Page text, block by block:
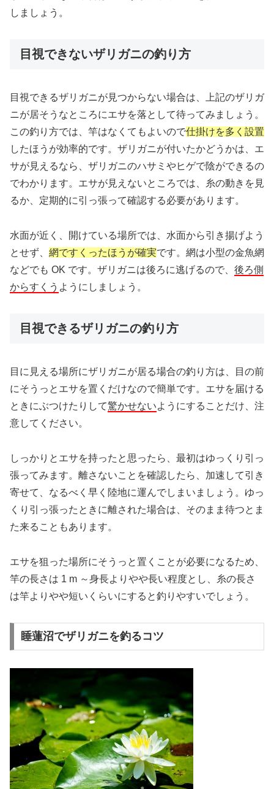
しましょう。
目視できないザリガニの釣り方
目視できるザリガニが見つからない場合は、上記のザリガ
ニが居そうなところにエサを落として待ってみましょう。
この釣り方では、竿はなくてもよいので仕掛けを多く設置
したほうが効率的です。ザリガニが付いたかどうかは、エ
サが見えるなら、ザリガニのハサミやヒゲで陰ができるの
でわかります。エサが見えないところでは、糸の動きを見
るか、定期的に引っ張って確認する必要があります。
水面が近く、開けている場所では、水面から引き揚げよう
とせず、 網ですくったほうが確実です。網は小型の金魚網
などでも OK です。ザリガニは後ろに逃げるので、 後ろ側
からすくう ようにしましょう。
目視できるザリガニの釣り方
目に見える場所にザリガニが居る場合の釣り方は、目の前
にそうっとエサを置くだけなので簡単です。エサを届ける
ときにぶつけたりして驚かせないようにすることだけ、注
意してください。
しっかりとエサを持ったと思ったら、最初はゆっくり引っ
張ってみます。離さないことを確認したら、加速して引き
寄せて、なるべく早く陸地に運んでしまいましょう。ゆっ
くり引っ張ったときに離された場合は、そのまま待つとま
た来ることもあります。
エサを狙った場所にそうっと置くことが必要になるため、
竿の長さは 1 m ～身長よりやや長い程度とし、糸の長さ
は竿よりやや短いくらいにすると釣りやすいでしょう。
睡蓮沼でザリガニを釣るコツ